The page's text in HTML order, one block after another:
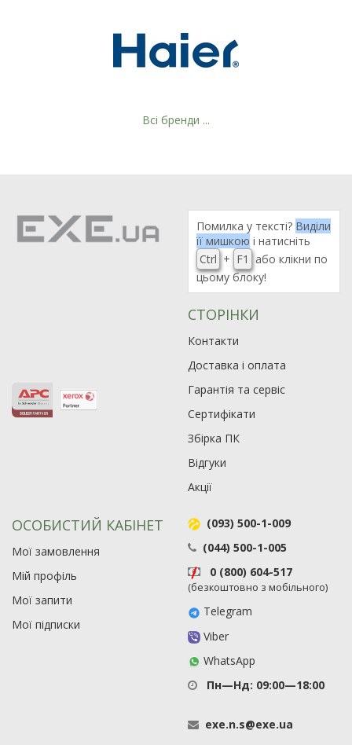
Всі бренди ...
Помилка у тексті? Виділи
її мишкою і натисніть
Ctrl + F1
або клікни по
цьому блоку!
СТОРІНКИ
Контакти
Доставка і оплата
Гарантія та сервіс
Сертифікати
Збірка ПК
Відгуки
Акції
ОСОБИСТИЙ КАБІНЕТ
Мої замовлення
Мій профіль
Мої запити
Мої підписки
(093) 500-1-009
(044) 500-1-005
0 (800) 604-517
(безкоштовно з мобільного)
Telegram
Viber
WhatsApp
Пн—Нд: 09:00—18:00
exe.n.s@exe.ua